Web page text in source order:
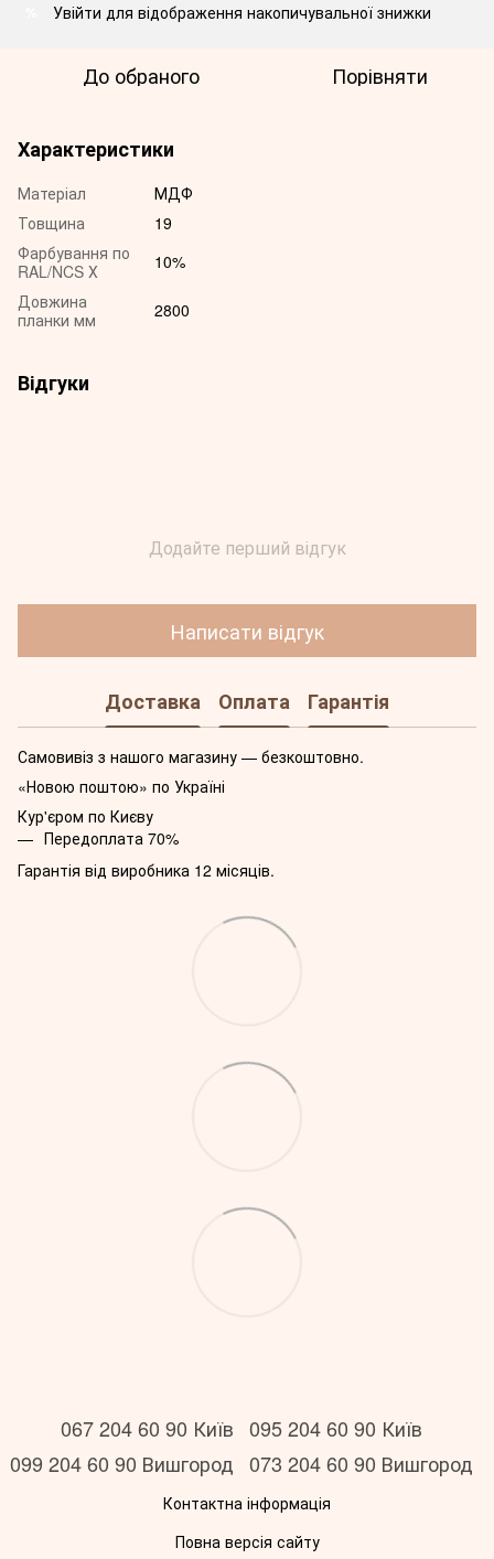
Увійти для відображення накопичувальної знижки
До обраного Порівняти
Характеристики
Матеріал
МДФ
Товщина
19
Фарбування по
RAL/NCS Х
10%
Довжина
планки мм
2800
Відгуки
Додайте перший відгук
Написати відгук
Доставка Оплата Гарантія
Самовивіз з нашого магазину — безкоштовно.
«Новою поштою» по Україні
Кур'єром по Києву
Передоплата 70%
Гарантія від виробника 12 місяців.
067 204 60 90 Київ 095 204 60 90 Київ
099 204 60 90 Вишгород 073 204 60 90 Вишгород
Контактна інформація
Повна версія сайту